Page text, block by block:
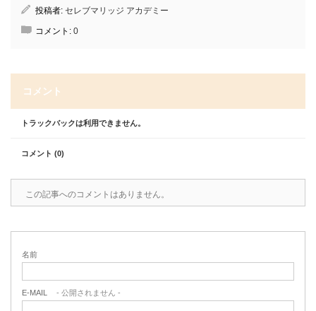
投稿者: セレブマリッジ アカデミー
コメント: 0
コメント
トラックバックは利用できません。
コメント (0)
この記事へのコメントはありません。
名前
E-MAIL - 公開されません -